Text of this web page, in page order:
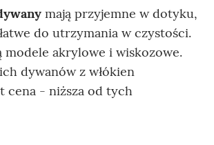
mają przyjemne w dotyku,
do utrzymania w czystości.
modele akrylowe i wiskozowe.
dywanów z włókien
cena - niższa od tych